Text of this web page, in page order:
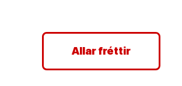
Allar fréttir